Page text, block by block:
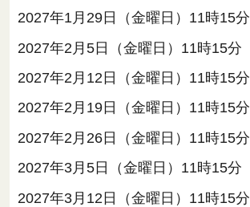
2027年1月29日（金曜日）11時15分
2027年2月5日（金曜日）11時15分
2027年2月12日（金曜日）11時15分
2027年2月19日（金曜日）11時15分
2027年2月26日（金曜日）11時15分
2027年3月5日（金曜日）11時15分
2027年3月12日（金曜日）11時15分